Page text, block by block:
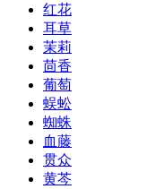
红花
耳草
茉莉
茴香
葡萄
蜈蚣
蜘蛛
血藤
贯众
黄芩